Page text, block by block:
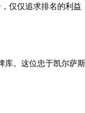
仅追求排名的利
库。这位忠于凯尔